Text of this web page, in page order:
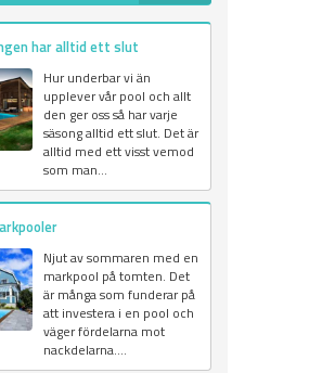
har alltid ett slut
Hur underbar vi än
upplever vår pool och allt
den ger oss så har varje
säsong alltid ett slut. Det är
alltid med ett visst vemod
som man...
Njut av sommaren med en
markpool på tomten. Det
är många som funderar på
att investera i en pool och
väger fördelarna mot
nackdelarna....